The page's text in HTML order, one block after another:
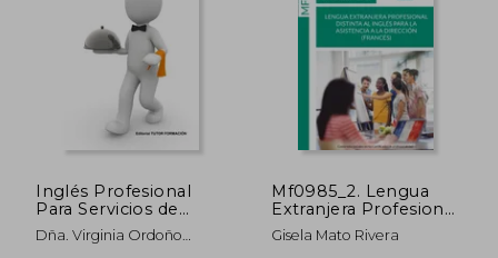
Inglés Profesional
Para Servicios de
Restauración. Mf1051.
Dña. Virginia Ordoño
Mf0985_2. Lengua
Extranjera Profesional
Distinta al Inglés Para
la Asistencia a la
Gisela Mato Rivera